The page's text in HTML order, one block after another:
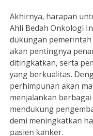
Akhirnya, harapan
Ahli Bedah Onkologi
dukungan pemerintah
akan pentingnya
ditingkatkan, serta
yang berkualitas.
perhimpunan akan
menjalankan
mendukung
demi meningkatkan
pasien kanker.